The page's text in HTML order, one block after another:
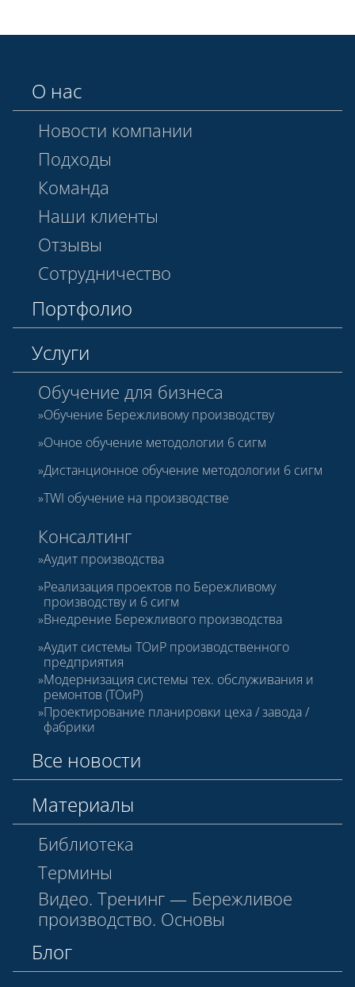
О нас
Новости компании
Подходы
Команда
Наши клиенты
Отзывы
Сотрудничество
Портфолио
Услуги
Обучение для бизнеса
Обучение Бережливому производству
Очное обучение методологии 6 сигм
Дистанционное обучение методологии 6 сигм
TWI обучение на производстве
Консалтинг
Аудит производства
Реализация проектов по Бережливому
производству и 6 сигм
Внедрение Бережливого производства
Аудит системы ТОиР производственного
предприятия
Модернизация системы тех. обслуживания и
ремонтов (ТОиР)
Проектирование планировки цеха / завода /
фабрики
Все новости
Материалы
Библиотека
Термины
Видео. Тренинг — Бережливое
производство. Основы
Блог